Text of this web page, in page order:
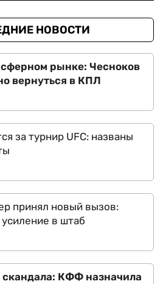
НОВОСТИ
рынке: Чесноков
вернуться в КПЛ
за турнир UFC: названы
принял новый вызов:
в штаб
скандала: КФФ назначила